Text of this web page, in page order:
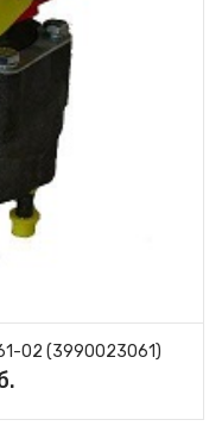
02 (3990023061)